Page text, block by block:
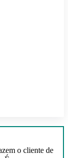
o cliente de